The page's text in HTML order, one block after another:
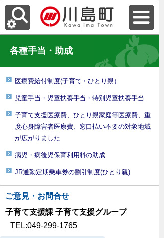
各種手当・助成
医療費給付制度(子育て・ひとり親）
児童手当・児童扶養手当・特別児童扶養手当
子育て支援医療費、ひとり親家庭等医療費、重
度心身障害者医療費、窓口払い不要の対象地域
が広がりました
病児・病後児保育利用料の助成
JR通勤定期乗車券の割引制度(ひとり親)
ご意見・お問合せ
子育て支援課 子育て支援グループ
TEL:049-299-1765